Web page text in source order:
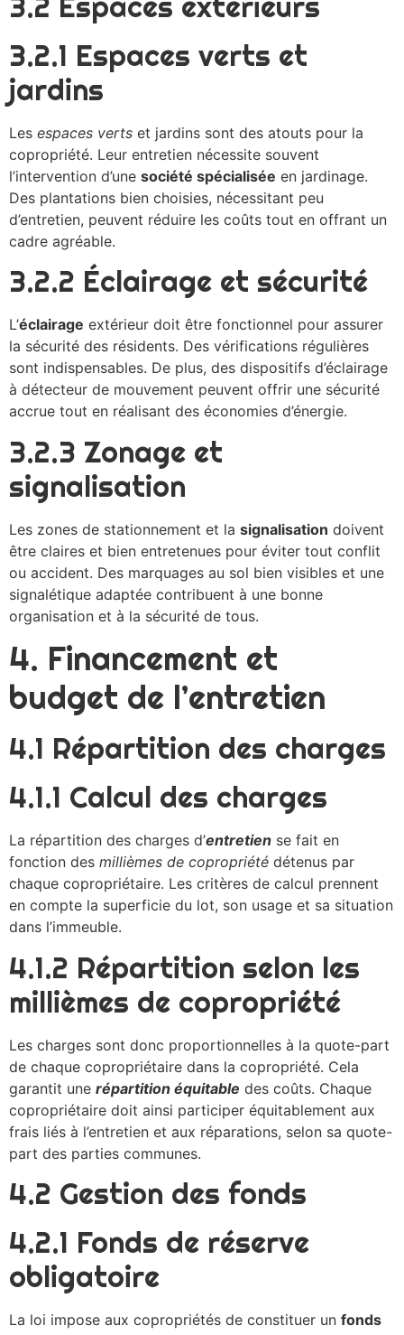
3.2.1 Espaces verts et
jardins
Les espaces verts et jardins sont des atouts pour la
copropriété. Leur entretien nécessite souvent
l’intervention d’une société spécialisée en jardinage.
Des plantations bien choisies, nécessitant peu
d’entretien, peuvent réduire les coûts tout en offrant un
cadre agréable.
3.2.2 Éclairage et sécurité
L’éclairage extérieur doit être fonctionnel pour assurer
la sécurité des résidents. Des vérifications régulières
sont indispensables. De plus, des dispositifs d’éclairage
à détecteur de mouvement peuvent offrir une sécurité
accrue tout en réalisant des économies d’énergie.
3.2.3 Zonage et
signalisation
Les zones de stationnement et la signalisation doivent
être claires et bien entretenues pour éviter tout conflit
ou accident. Des marquages au sol bien visibles et une
signalétique adaptée contribuent à une bonne
organisation et à la sécurité de tous.
4. Financement et
budget de l’entretien
4.1 Répartition des charges
4.1.1 Calcul des charges
La répartition des charges d’entretien se fait en
fonction des millièmes de copropriété détenus par
chaque copropriétaire. Les critères de calcul prennent
en compte la superficie du lot, son usage et sa situation
dans l’immeuble.
4.1.2 Répartition selon les
millièmes de copropriété
Les charges sont donc proportionnelles à la quote-part
de chaque copropriétaire dans la copropriété. Cela
garantit une répartition équitable des coûts. Chaque
copropriétaire doit ainsi participer équitablement aux
frais liés à l’entretien et aux réparations, selon sa quote-
part des parties communes.
4.2 Gestion des fonds
4.2.1 Fonds de réserve
obligatoire
La loi impose aux copropriétés de constituer un fonds